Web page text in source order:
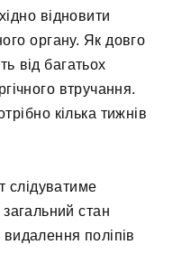
відновити
органу. Як довго
від багатьох
втручання.
кілька тижнів
слідуватиме
стан
поліпів